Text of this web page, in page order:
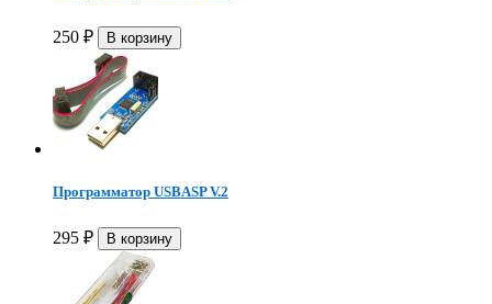
250 ₽
Программатор USBASP V.2
295 ₽